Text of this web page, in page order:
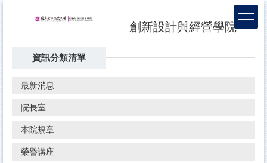
創新設計與經營學院
資訊分類清單
最新消息
院長室
本院規章
榮譽講座